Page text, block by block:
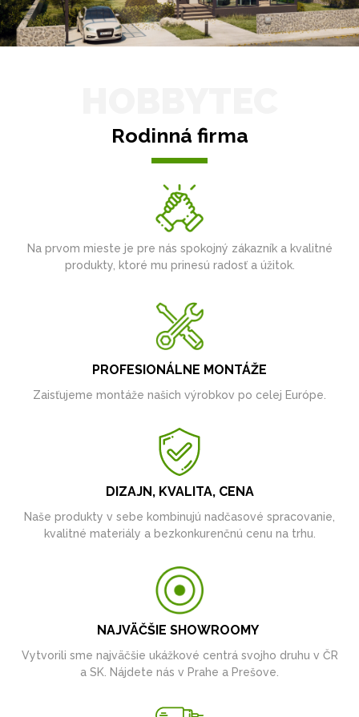
Rodinná firma
Na prvom mieste je pre nás spokojný zákazník a kvalitné
produkty, ktoré mu prinesú radosť a úžitok.
PROFESIONÁLNE MONTÁŽE
Zaisťujeme montáže našich výrobkov po celej Európe.
DIZAJN, KVALITA, CENA
Naše produkty v sebe kombinujú nadčasové spracovanie,
kvalitné materiály a bezkonkurenčnú cenu na trhu.
NAJVÄČŠIE SHOWROOMY
Vytvorili sme najväčšie ukážkové centrá svojho druhu v ČR
a SK. Nájdete nás v Prahe a Prešove.